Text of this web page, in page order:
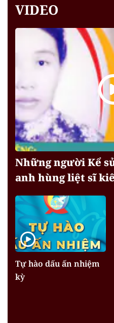
VIDEO
Những người Kể
anh hùng liệt sĩ
Tự hào dấu ấn nhiệm
kỳ